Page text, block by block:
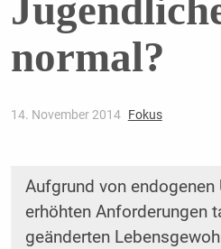
normal?
14. November 2014 Fokus
Aufgrund von endogenen
erhöhten Anforderungen
geänderten